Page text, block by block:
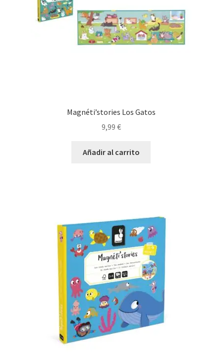
Magnéti’stories Los Gatos
9,99 €
Añadir al carrito